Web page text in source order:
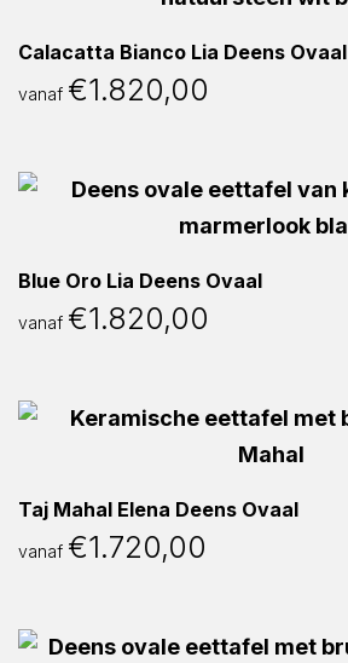
Calacatta Bianco Lia Deens Ovaal
vanaf €1.820,00
Blue Oro Lia Deens Ovaal
vanaf €1.820,00
Taj Mahal Elena Deens Ovaal
vanaf €1.720,00